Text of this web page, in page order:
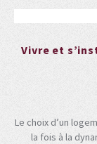
Vivre et
Le choix d’un
la fois à la